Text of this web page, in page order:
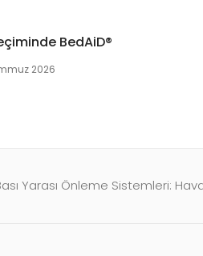
BedAiD®
2026
Yarası Önleme Sistemleri: